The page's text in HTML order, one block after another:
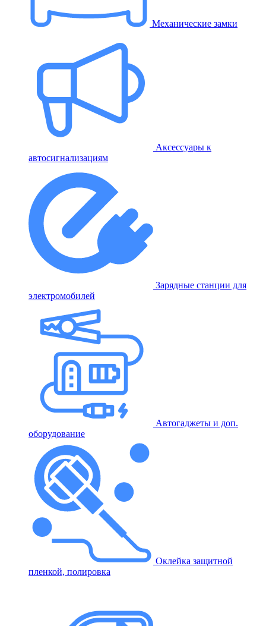
Механические замки
Аксессуары к
автосигнализациям
Зарядные станции для
электромобилей
Автогаджеты и доп.
оборудование
Оклейка защитной
пленкой, полировка